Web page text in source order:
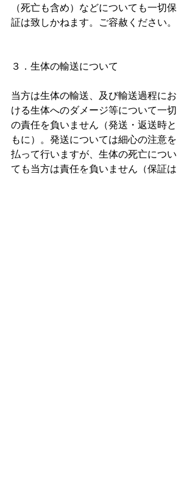
（死亡も含め）などについても一切保
証は致しかねます。ご容赦ください。
３．生体の輸送について
当方は生体の輸送、及び輸送過程にお
ける生体へのダメージ等について一切
の責任を負いません（発送・返送時と
もに）。発送については細心の注意を
払って行いますが、生体の死亡につい
ても当方は責任を負いません（保証は